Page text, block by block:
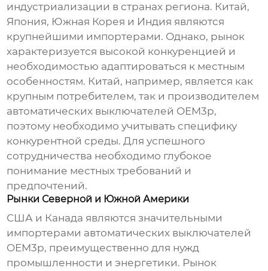
индустриализации в странах региона. Китай,
Япония, Южная Корея и Индия являются
крупнейшими импортерами. Однако, рынок
характеризуется высокой конкуренцией и
необходимостью адаптироваться к местным
особенностям. Китай, например, является как
крупным потребителем, так и производителем
автоматических выключателей OEM3p,
поэтому необходимо учитывать специфику
конкурентной среды. Для успешного
сотрудничества необходимо глубокое
понимание местных требований и
предпочтений.
Рынки Северной и Южной Америки
США и Канада являются значительными
импортерами автоматических выключателей
OEM3p, преимущественно для нужд
промышленности и энергетики. Рынок